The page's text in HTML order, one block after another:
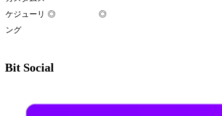
ケジューリ
ング
◎ ◎
Bit Social